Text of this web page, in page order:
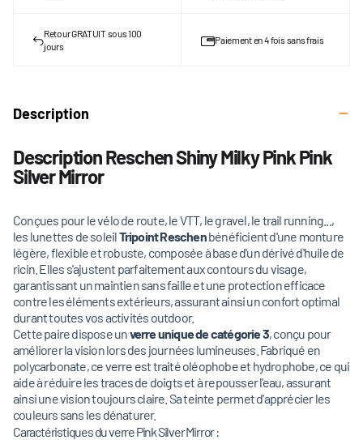
Retour GRATUIT sous 100
jours
Paiement en 4 fois sans frais
Description
Description Reschen Shiny Milky Pink Pink
Silver Mirror
Conçues pour le vélo de route, le VTT, le gravel, le trail running...,
les lunettes de soleilTripoint Reschenbénéficient d'une monture
légère, flexible et robuste, composée à base d'un dérivé d'huile de
ricin. Elles s'ajustent parfaitement aux contours du visage,
garantissant un maintien sans faille et une protection efficace
contre les éléments extérieurs, assurant ainsi un confort optimal
durant toutes vos activités outdoor.
Cette paire dispose unverre unique de catégorie 3, conçu pour
améliorer la vision lors des journées lumineuses. Fabriqué en
polycarbonate, ce verre est traité oléophobe et hydrophobe, ce qui
aide à réduire les traces de doigts et à repousser l'eau, assurant
ainsi une vision toujours claire. Sa teinte permet d'apprécier les
couleurs sans les dénaturer.
Caractéristiques du verre Pink Silver Mirror :